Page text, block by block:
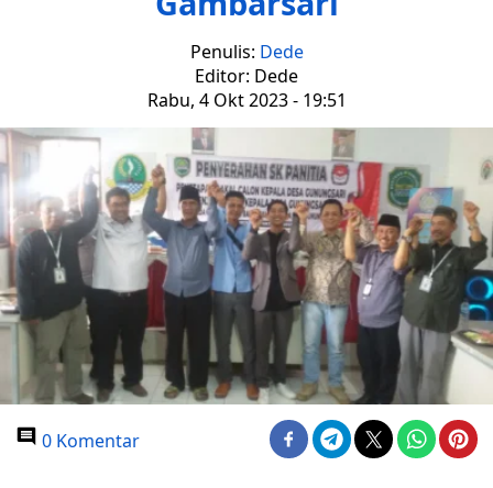
Penulis: Dede
Editor: Dede
Rabu, 4 Okt 2023 - 19:51
0 Komentar